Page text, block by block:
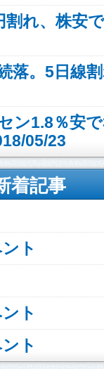
れ、株安
落。5日線
ン1.8％安
05/23
着記事
ト
ト
ト